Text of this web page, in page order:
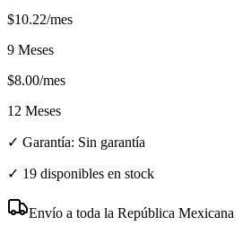
$10.22/mes
9 Meses
$8.00/mes
12 Meses
✓ Garantía: Sin garantía
✓ 19 disponibles en stock
Envío a toda la República Mexicana